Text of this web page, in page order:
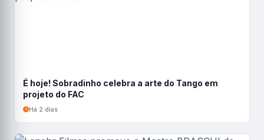
É hoje! Sobradinho celebra a arte do Tango em
projeto do FAC
Há 2 dias